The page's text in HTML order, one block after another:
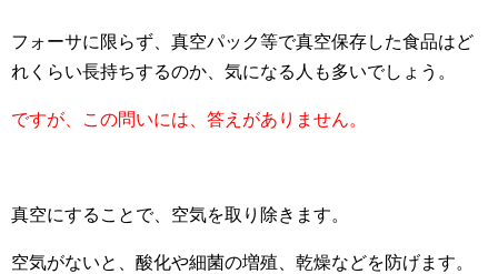
フォーサに限らず、真空パック等で真空保存した食品はど
れくらい長持ちするのか、気になる人も多いでしょう。
ですが、 この問いには、答えがありません。
真空にすることで、空気を取り除きます。
空気がないと、酸化や細菌の増殖、乾燥などを防げます。